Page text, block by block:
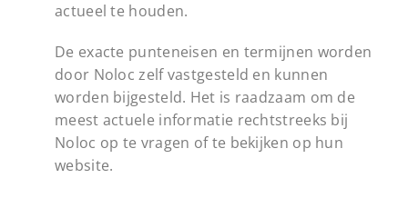
actueel te houden.
De exacte punteneisen en termijnen worden
door Noloc zelf vastgesteld en kunnen
worden bijgesteld. Het is raadzaam om de
meest actuele informatie rechtstreeks bij
Noloc op te vragen of te bekijken op hun
website.